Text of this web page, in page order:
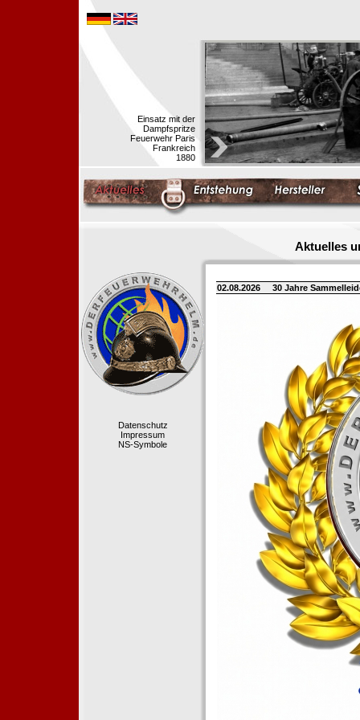
Einsatz mit der
Dampfspritze
Feuerwehr Paris
Frankreich
1880
Aktuelles
Datenschutz
Impressum
NS-Symbole
02.08.2026 30 Jahre